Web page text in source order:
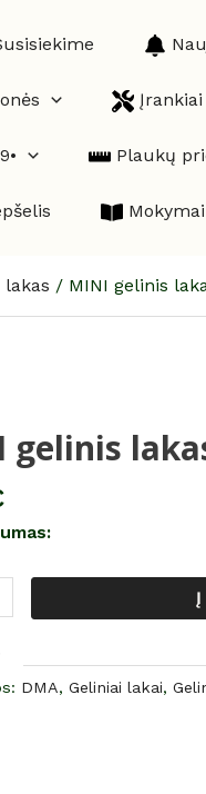
Plaukų
Mokymai
lakas / MINI gelinis
gelinis
Į
DMA, Geliniai lakai,